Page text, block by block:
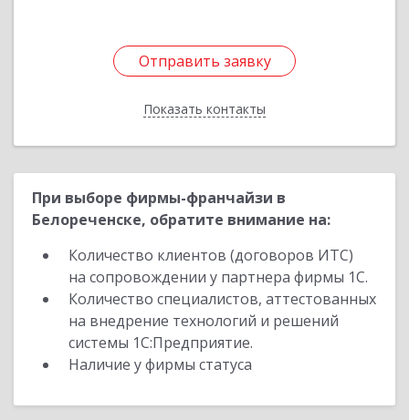
Отправить заявку
Показать контакты
Отправить заявку
Назад
При выборе фирмы-франчайзи в
Белореченске, обратите внимание на:
Количество клиентов (договоров ИТС)
на сопровождении у партнера фирмы 1С.
Количество специалистов, аттестованных
на внедрение технологий и решений
системы 1С:Предприятие.
Наличие у фирмы статуса